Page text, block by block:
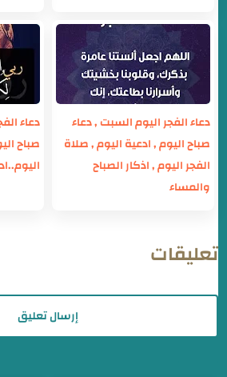
دعاء الفجر اليوم السبت , دعاء
صباح اليوم , ادعية اليوم , صلاة
الفجر اليوم , اذكار الصباح
والمساء
دعاء
صباح
تعليقات
إرسال تعليق